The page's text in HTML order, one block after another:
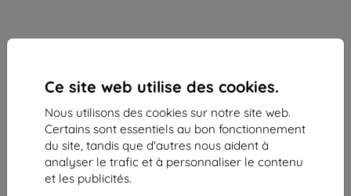
Ce site web utilise des cookies.
Nous utilisons des cookies sur notre site web.
Certains sont essentiels au bon fonctionnement
du site, tandis que d'autres nous aident à
analyser le trafic et à personnaliser le contenu
et les publicités.
Coque Samsung Silicone Cover S8+ (G955), Blue